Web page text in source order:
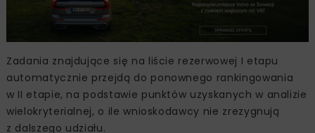
Zadania znajdujące się na liście rezerwowej I etapu
automatycznie przejdą do ponownego rankingowania
w II etapie, na podstawie punktów uzyskanych w analizie
wielokryterialnej, o ile wnioskodawcy nie zrezygnują
z dalszego udziału.